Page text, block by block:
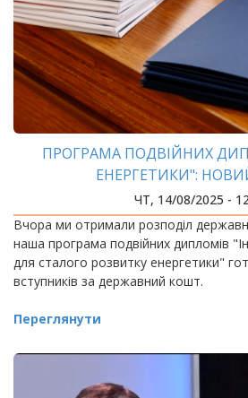
ПРОГРАМА ПОДВІЙНИХ
ЕНЕРГЕТИКИ":
ЧТ, 14/08/2025 -
Вчора ми отримали розподіл
наша програма подвійних дипломів
для сталого розвитку енергетики"
вступників за державний кошт.
Переглянути